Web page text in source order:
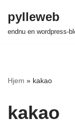
Spring
pylleweb
endnu en wordpress-
Hjem » kakao
kakao